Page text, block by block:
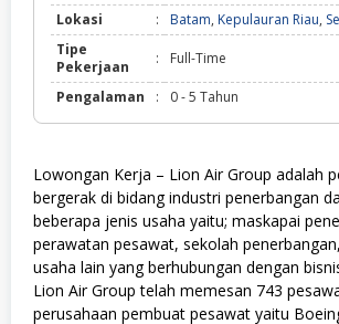
Lokasi
: Batam, Kepulauran Riau,
Tipe
Pekerjaan
: Full-Time
Pengalaman : 0 - 5 Tahun
Lowongan Kerja – Lion Air Group adalah
bergerak di bidang industri penerbangan
beberapa jenis usaha yaitu; maskapai
perawatan pesawat, sekolah
usaha lain yang berhubungan dengan
Lion Air Group telah memesan 743
perusahaan pembuat pesawat yaitu